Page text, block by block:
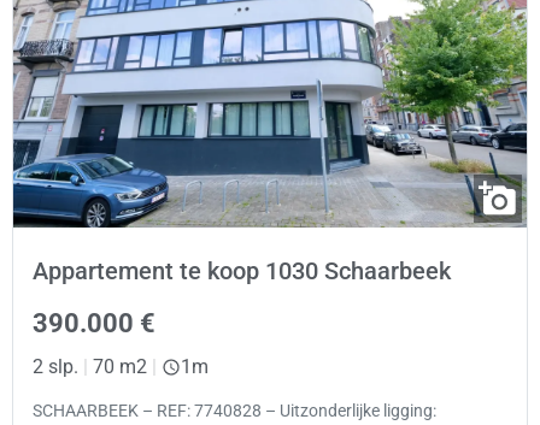
Appartement te koop 1030 Schaarbeek
390.000 €
2 slp. | 70 m2 | 1m
SCHAARBEEK – REF: 7740828 – Uitzonderlijke ligging: